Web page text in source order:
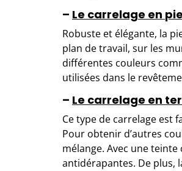
– Le carrelage en
Robuste et élégante, la
plan de travail, sur les
différentes couleurs
utilisées dans le
– Le carrelage en
Ce type de carrelage est
Pour obtenir d’autres
mélange. Avec une
antidérapantes. De plus,